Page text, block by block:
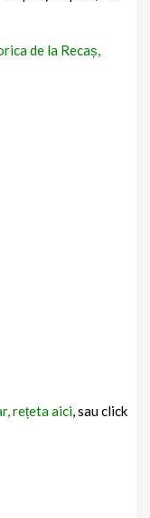
de la Recaș,
rețeta aici, sau click